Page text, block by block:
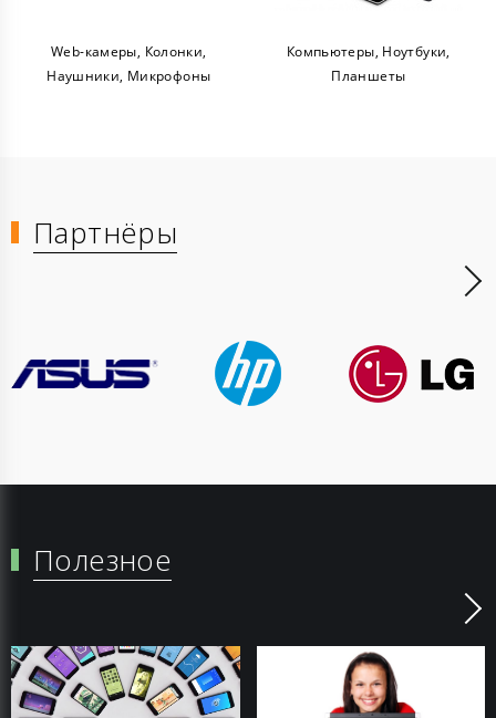
Web-камеры, Колонки,
Наушники, Микрофоны
Компьютеры, Ноутбуки,
Планшеты
Партнёры
Полезное